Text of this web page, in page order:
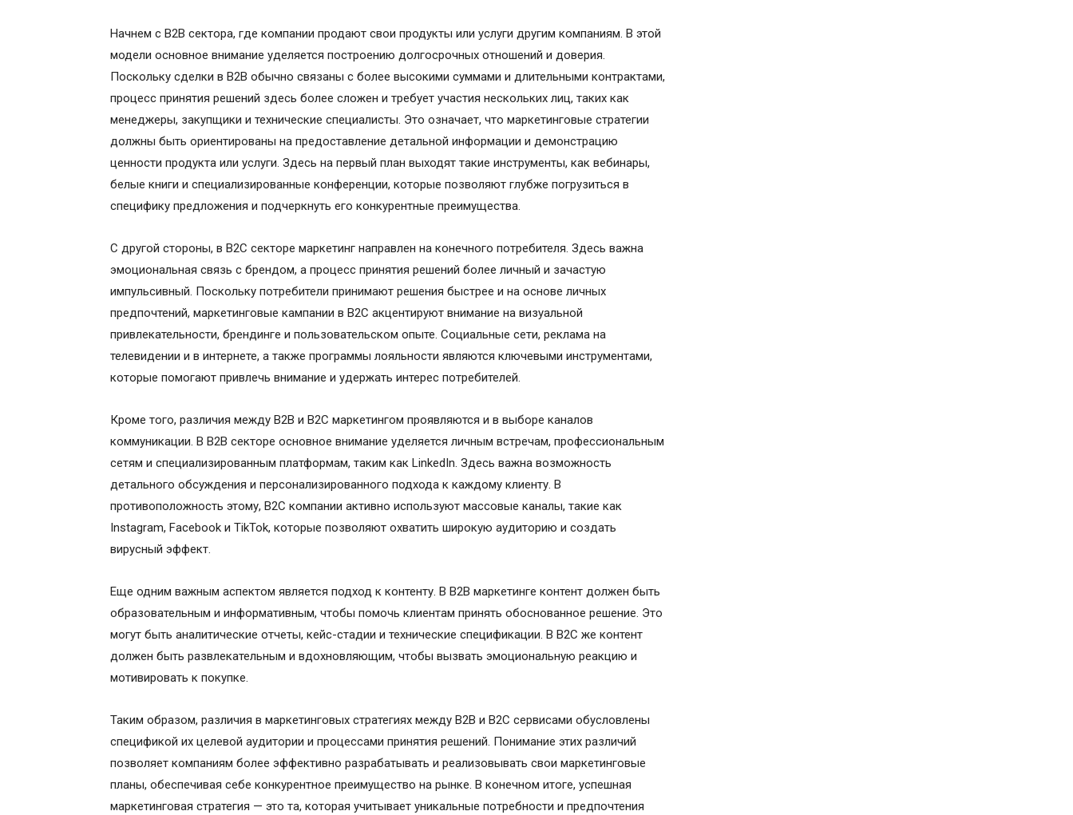
Начнем с B2B сектора, где компании продают свои продукты или услуги другим компаниям. В этой
модели основное внимание уделяется построению долгосрочных отношений и доверия.
Поскольку сделки в B2B обычно связаны с более высокими суммами и длительными контрактами,
процесс принятия решений здесь более сложен и требует участия нескольких лиц, таких как
менеджеры, закупщики и технические специалисты. Это означает, что маркетинговые стратегии
должны быть ориентированы на предоставление детальной информации и демонстрацию
ценности продукта или услуги. Здесь на первый план выходят такие инструменты, как вебинары,
белые книги и специализированные конференции, которые позволяют глубже погрузиться в
специфику предложения и подчеркнуть его конкурентные преимущества.
С другой стороны, в B2C секторе маркетинг направлен на конечного потребителя. Здесь важна
эмоциональная связь с брендом, а процесс принятия решений более личный и зачастую
импульсивный. Поскольку потребители принимают решения быстрее и на основе личных
предпочтений, маркетинговые кампании в B2C акцентируют внимание на визуальной
привлекательности, брендинге и пользовательском опыте. Социальные сети, реклама на
телевидении и в интернете, а также программы лояльности являются ключевыми инструментами,
которые помогают привлечь внимание и удержать интерес потребителей.
Кроме того, различия между B2B и B2C маркетингом проявляются и в выборе каналов
коммуникации. В B2B секторе основное внимание уделяется личным встречам, профессиональным
сетям и специализированным платформам, таким как LinkedIn. Здесь важна возможность
детального обсуждения и персонализированного подхода к каждому клиенту. В
противоположность этому, B2C компании активно используют массовые каналы, такие как
Instagram, Facebook и TikTok, которые позволяют охватить широкую аудиторию и создать
вирусный эффект.
Еще одним важным аспектом является подход к контенту. В B2B маркетинге контент должен быть
образовательным и информативным, чтобы помочь клиентам принять обоснованное решение. Это
могут быть аналитические отчеты, кейс-стадии и технические спецификации. В B2C же контент
должен быть развлекательным и вдохновляющим, чтобы вызвать эмоциональную реакцию и
мотивировать к покупке.
Таким образом, различия в маркетинговых стратегиях между B2B и B2C сервисами обусловлены
спецификой их целевой аудитории и процессами принятия решений. Понимание этих различий
позволяет компаниям более эффективно разрабатывать и реализовывать свои маркетинговые
планы, обеспечивая себе конкурентное преимущество на рынке. В конечном итоге, успешная
маркетинговая стратегия — это та, которая учитывает уникальные потребности и предпочтения